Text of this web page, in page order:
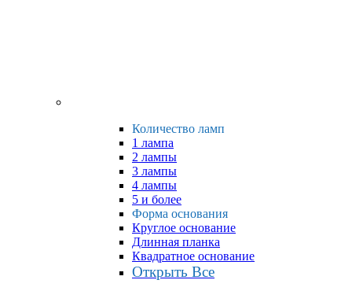
Количество ламп
1 лампа
2 лампы
3 лампы
4 лампы
5 и более
Форма основания
Круглое основание
Длинная планка
Квадратное основание
Открыть Все